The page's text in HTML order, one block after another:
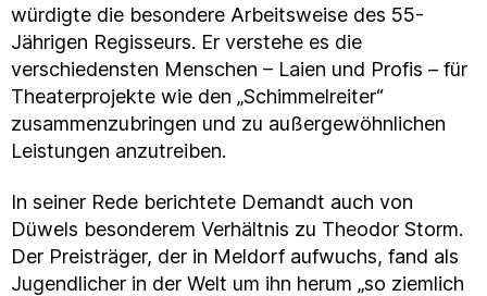
würdigte die besondere Arbeitsweise des 55-
Jährigen Regisseurs. Er verstehe es die
verschiedensten Menschen – Laien und Profis – für
Theaterprojekte wie den „Schimmelreiter“
zusammenzubringen und zu außergewöhnlichen
Leistungen anzutreiben.
In seiner Rede berichtete Demandt auch von
Düwels besonderem Verhältnis zu Theodor Storm.
Der Preisträger, der in Meldorf aufwuchs, fand als
Jugendlicher in der Welt um ihn herum „so ziemlich